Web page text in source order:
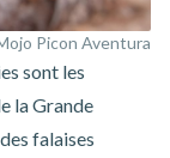
Picon Aventura
sont les
la Grande
falaises